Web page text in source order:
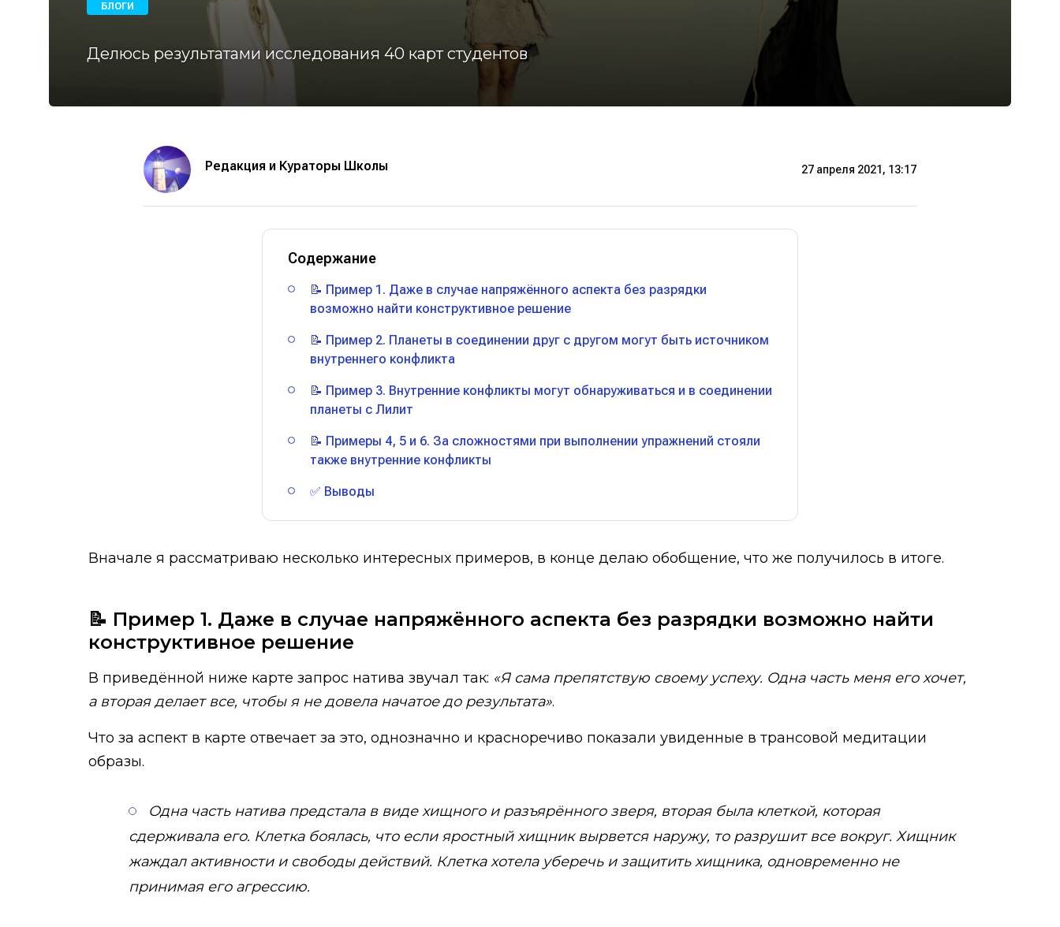
БЛОГИ
Делюсь результатами исследования 40 карт студентов
Редакция и Кураторы Школы 27 апреля 2021, 13:17
Содержание
📝 Пример 1. Даже в случае напряжённого аспекта без разрядки
возможно найти конструктивное решение
📝 Пример 2. Планеты в соединении друг с другом могут быть источником
внутреннего конфликта
📝 Пример 3. Внутренние конфликты могут обнаруживаться и в соединении
планеты с Лилит
📝 Примеры 4, 5 и 6. За сложностями при выполнении упражнений стояли
также внутренние конфликты
✅ Выводы
Вначале я рассматриваю несколько интересных примеров, в конце делаю обобщение, что же получилось в итоге.
📝 Пример 1. Даже в случае напряжённого аспекта без разрядки возможно найти
конструктивное решение
В приведённой ниже карте запрос натива звучал так: «Я сама препятствую своему успеху. Одна часть меня его хочет,
а вторая делает все, чтобы я не довела начатое до результата».
Что за аспект в карте отвечает за это, однозначно и красноречиво показали увиденные в трансовой медитации
образы.
Одна часть натива предстала в виде хищного и разъярённого зверя, вторая была клеткой, которая
сдерживала его. Клетка боялась, что если яростный хищник вырвется наружу, то разрушит все вокруг. Хищник
жаждал активности и свободы действий. Клетка хотела уберечь и защитить хищника, одновременно не
принимая его агрессию.